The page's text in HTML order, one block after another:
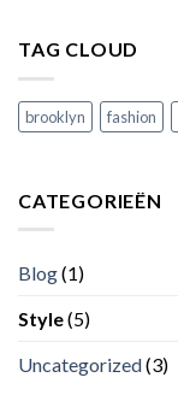
TAG CLOUD
brooklyn fashion
CATEGORIEËN
Blog(1)
Style(5)
Uncategorized(3)